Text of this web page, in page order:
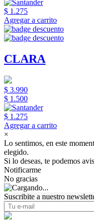
$ 1.275
Agregar a carrito
CLARA
$ 3.990
$ 1.500
$ 1.275
Agregar a carrito
×
Lo sentimos, en este
elegido.
Si lo deseas, te podemos
Notificarme
No gracias
Suscribite a nuestro